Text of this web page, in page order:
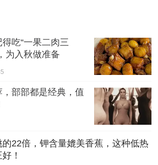
吃“一果二肉三
为入秋做准备
部部都是经典，值
22倍，钾含量媲美香蕉，这种低热
！